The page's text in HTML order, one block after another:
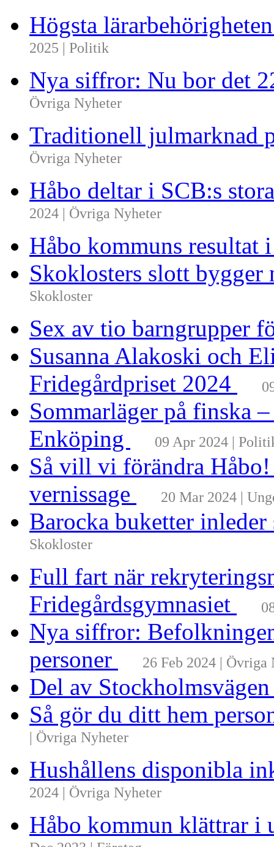
Högsta
2025 | Politik
Nya siffror: Nu bor det
Övriga Nyheter
Traditionell julmarknad
Övriga Nyheter
Håbo deltar i SCB:s
2024 | Övriga Nyheter
Håbo kommuns resultat
Skoklosters slott
Skokloster
Sex av tio barngrupper
Susanna Alakoski och
Fridegårdpriset 2024
Sommarläger på finska
Enköping
09 Apr 2024 |
Så vill vi förändra
vernissage
20 Mar 2024 |
Barocka buketter
Skokloster
Full fart när
Fridegårdsgymnasiet
Nya siffror:
personer
26 Feb 2024 | Övriga
Del av
Så gör du ditt hem
| Övriga Nyheter
Hushållens disponibla
2024 | Övriga Nyheter
Håbo kommun klättrar i